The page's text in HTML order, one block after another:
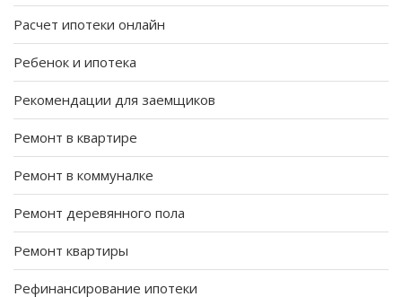
Расчет ипотеки онлайн
Ребенок и ипотека
Рекомендации для заемщиков
Ремонт в квартире
Ремонт в коммуналке
Ремонт деревянного пола
Ремонт квартиры
Рефинансирование ипотеки